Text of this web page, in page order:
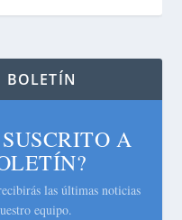
BOLETÍN
A
las últimas noticias
equipo.